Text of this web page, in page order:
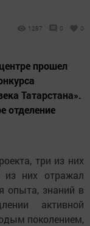
1287 0 0
прошел
Татарстана».
отделение
три из них
из них отражал
опыта, знаний в
активной
поколением,